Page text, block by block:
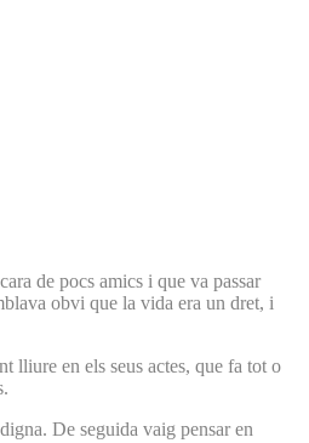
de pocs amics i que va passar
obvi que la vida era un dret, i
lliure en els seus actes, que fa tot o
De seguida vaig pensar en